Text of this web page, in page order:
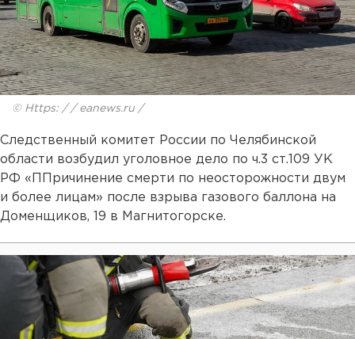
© Https: / / eanews.ru /
Следственный комитет России по Челябинской
области возбудил уголовное дело по ч.3 ст.109 УК
РФ «ППричинение смерти по неосторожности двум
и более лицам» после взрыва газового баллона на
Доменщиков, 19 в Магнитогорске.